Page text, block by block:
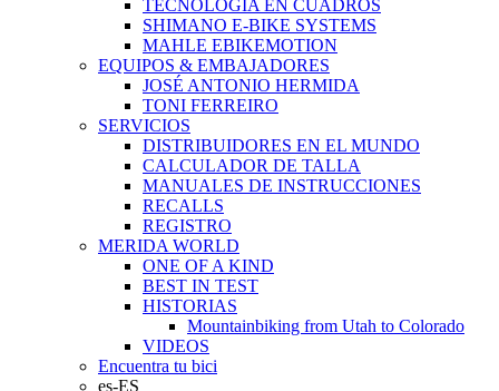
TECNOLOGÍA EN CUADROS
SHIMANO E-BIKE SYSTEMS
MAHLE EBIKEMOTION
EQUIPOS & EMBAJADORES
JOSÉ ANTONIO HERMIDA
TONI FERREIRO
SERVICIOS
DISTRIBUIDORES EN EL MUNDO
CALCULADOR DE TALLA
MANUALES DE INSTRUCCIONES
RECALLS
REGISTRO
MERIDA WORLD
ONE OF A KIND
BEST IN TEST
HISTORIAS
Mountainbiking from Utah to Colorado
VIDEOS
Encuentra tu bici
es-ES